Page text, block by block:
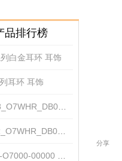
品排行榜
白金耳环 耳饰
耳环 耳饰
项链
项链
00000 戒指
分享